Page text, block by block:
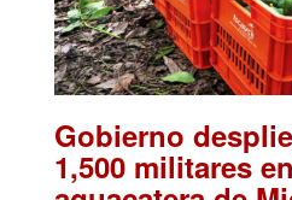
Gobierno
1,500 militares